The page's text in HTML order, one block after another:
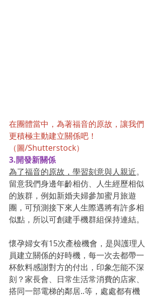
在團體當中，為著福音的原故，讓我們
更積極主動建立關係吧！
（圖/Shutterstock）
3.開發新關係
為了福音的原故，學習刻意與人親近。
留意我們身邊年齡相仿、人生經歷相似
的族群，例如新婚夫婦參加蜜月旅遊
團，可預測接下來人生際遇將有許多相
似點，所以可創建手機群組保持連結。
懷孕婦女有15次產檢機會，是與護理人
員建立關係的好時機，每一次去都帶一
杯飲料感謝對方的付出，印象怎能不深
刻？家長會、日常生活常消費的店家、
搭同一部電梯的鄰居..等，處處都有機